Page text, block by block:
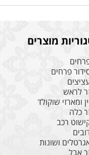
מוצרים
פרחים
לראש
ומארזי שוקולד
כלה
רכב
ושונות
אבל